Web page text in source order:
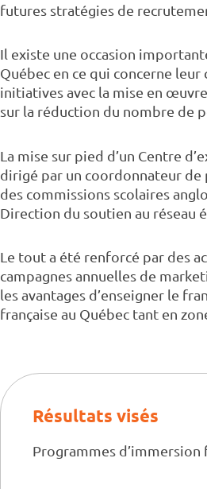
futures stratégies de
Il existe une occasion
Québec en ce qui concerne
initiatives avec la mise en œuvre
sur la réduction du nombre de
La mise sur pied d’un Centre
dirigé par un coordonnateur de
des commissions scolaires
Direction du soutien au réseau
Le tout a été renforcé par des
campagnes annuelles de
les avantages d’enseigner le
française au Québec tant en
Résultats visés
Programmes d’immersion